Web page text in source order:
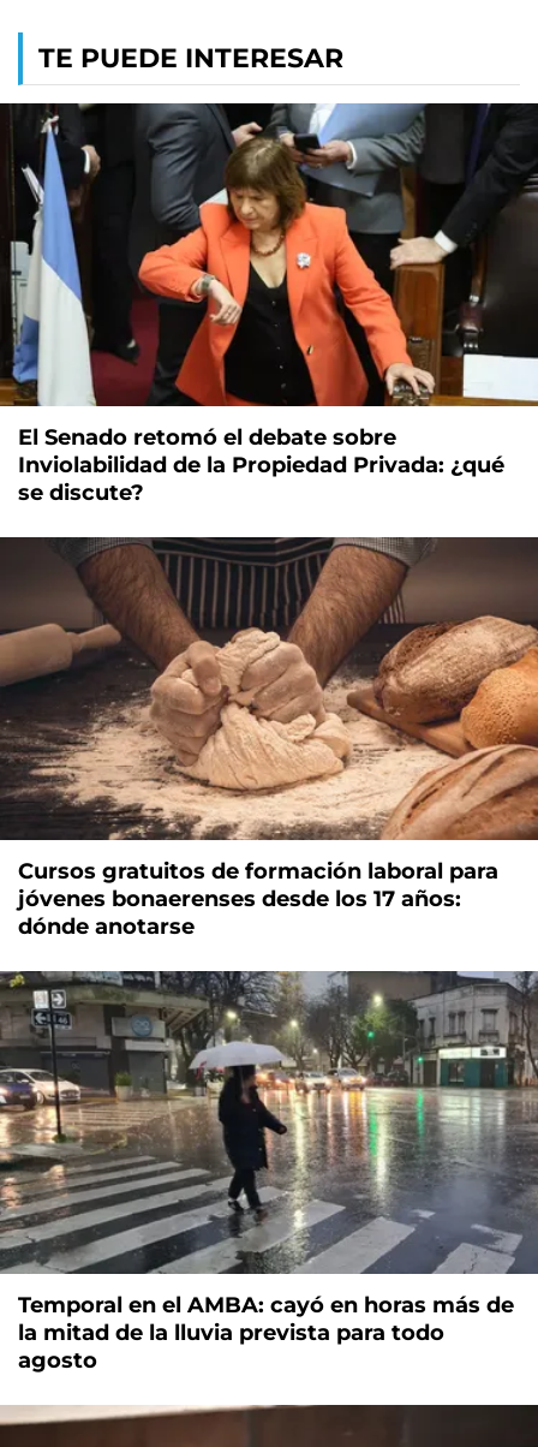
TE PUEDE INTERESAR
El Senado retomó el debate sobre
Inviolabilidad de la Propiedad Privada: ¿qué
se discute?
Cursos gratuitos de formación laboral para
jóvenes bonaerenses desde los 17 años:
dónde anotarse
Temporal en el AMBA: cayó en horas más de
la mitad de la lluvia prevista para todo
agosto